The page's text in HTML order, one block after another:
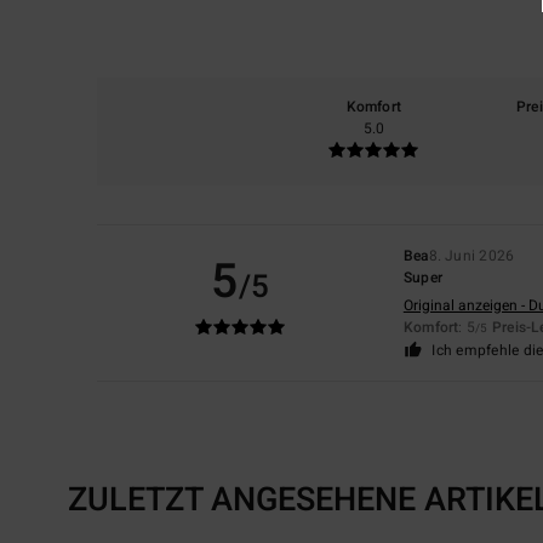
Komfort
5.0
5/5
Bea8. Juni 2026
Super
Original anzeigen -
Komfort: 5/5 Preis-
Ich empfehle
ZULETZT ANGESEHENE